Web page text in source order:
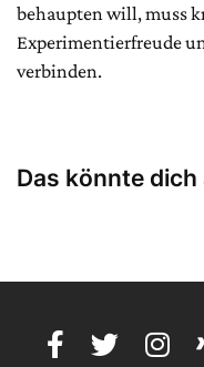
behaupten will, muss
Experimentierfreude
verbinden.
Das könnte